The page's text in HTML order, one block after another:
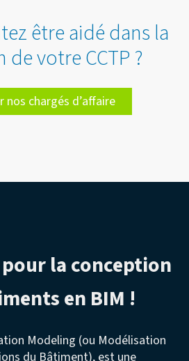
être aidé dans la
votre CCTP ?
nos chargés d’affaire
la conception
en BIM !
Modeling (ou Modélisation
du Bâtiment), est une